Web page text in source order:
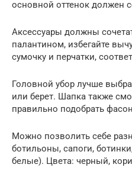
основной оттенок должен
Аксессуары должны
палантином, избегайте
сумочку и перчатки,
Головной убор лучше
или берет. Шапка также
правильно подобрать
Можно позволить себе
ботильоны, сапоги,
белые). Цвета: черный,